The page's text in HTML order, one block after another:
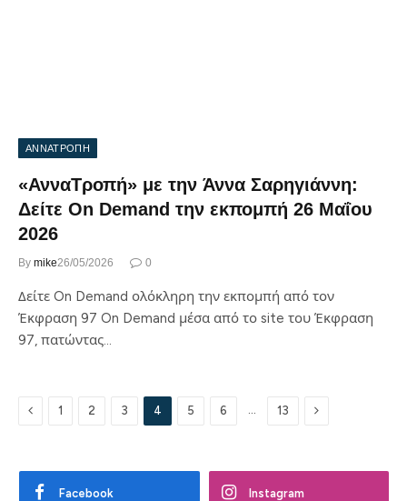
ΑΝΝΑΤΡΟΠΗ
«ΑνναΤροπή» με την Άννα Σαρηγιάννη:
Δείτε On Demand την εκπομπή 26 Μαΐου
2026
By mike26/05/2026 0
Δείτε On Demand ολόκληρη την εκπομπή από τον
Έκφραση 97 On Demand μέσα από το site του Έκφραση
97, πατώντας…
Previous
1 2 3 4 5 6 … 13 Next
Facebook Instagram